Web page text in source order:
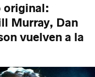
original:
Murray, Dan
vuelven a la